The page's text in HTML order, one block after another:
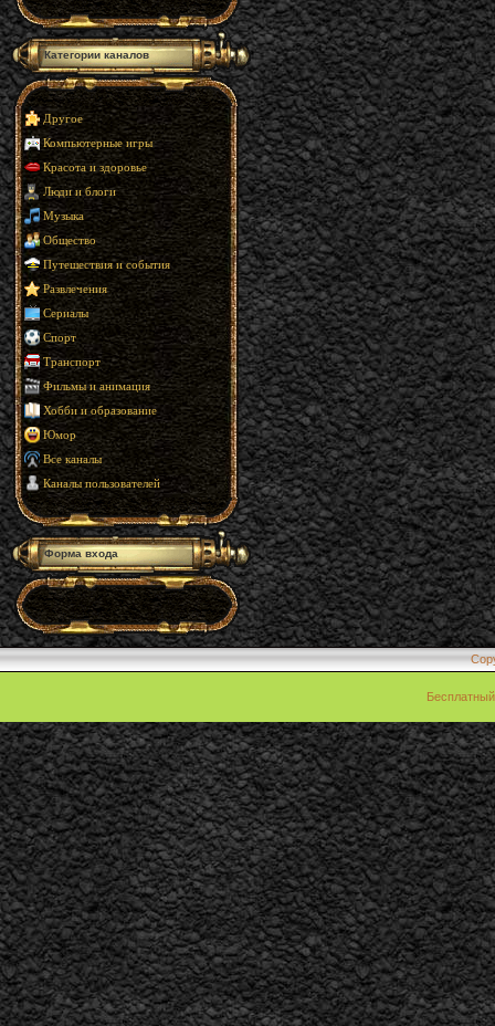
Категории каналов
Другое
Компьютерные игры
Красота и здоровье
Люди и блоги
Музыка
Общество
Путешествия и события
Развлечения
Сериалы
Спорт
Транспорт
Фильмы и анимация
Хобби и образование
Юмор
Все каналы
Каналы пользователей
Форма входа